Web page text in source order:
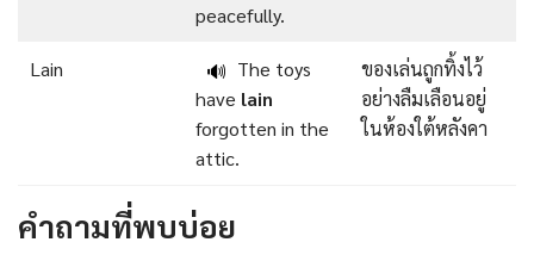
peacefully.
Lain 🔊 The toys
have lain
forgotten in the
attic.
ของเล่นถูกทิ้งไว้
อย่างลืมเลือนอยู่
ในห้องใต้หลังคา
คำถามที่พบบ่อย